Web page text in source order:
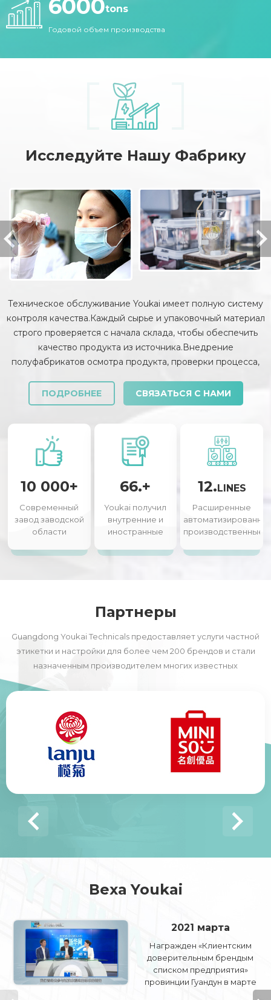
6000tons
Годовой объем производства
Исследуйте Нашу Фабрику
Техническое обслуживание Youkai имеет полную систему
контроля качества.Каждый сырье и упаковочный материал
строго проверяется с начала склада, чтобы обеспечить
качество продукта из источника.Внедрение
полуфабрикатов осмотра продукта, проверки процесса,
доставки и т. Д. Каждая ссылка строго проверяется и
контролируется.
ПОДРОБНЕЕ СВЯЗАТЬСЯ С НАМИ
10 000+
Современный
завод заводской
области
66.+
Youkai получил
внутренние и
иностранные
патенты
12.LINES
Расширенные
производственные
Партнеры
Guangdong Youkai Technicals предоставляет услуги частной
этикетки и настройки для более чем 200 брендов и стали
назначенным производителем многих известных
отечественных и иностранных брендов, в том числе многие
Веха Youkai
2021 марта
Награжден «Клиентским
доверительным брендым
списком предприятия»
провинции Гуандун в марте